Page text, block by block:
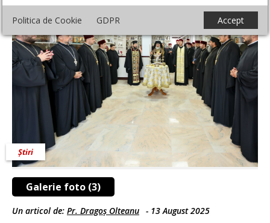
Politica de Cookie GDPR Accept
Galerie foto (3)
Știri
Un articol de: Pr. Dragoș Olteanu - 13 August 2025